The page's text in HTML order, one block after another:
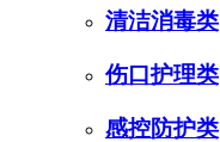
清洁消毒类
伤口护理类
感控防护类